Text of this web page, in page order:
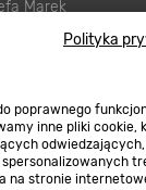
Polityka
poprawnego
inne pliki cookie,
odwiedzających,
na stronie
Marek
towaru z
Brico PRO